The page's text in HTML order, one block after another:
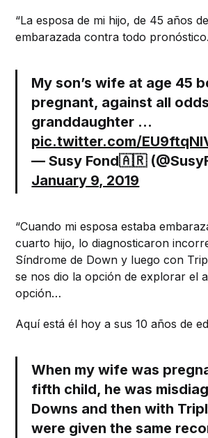
“La esposa de mi hijo, de 45 años
embarazada contra todo
My son’s wife at age 45
pregnant, against all
granddaughter …
pic.twitter.com/
— Susy Fond🇦🇷
January 9, 2019
“Cuando mi esposa estaba
cuarto hijo, lo diagnosticaron
Síndrome de Down y luego con
se nos dio la opción de explorar el
opción…
Aquí está él hoy a sus 10 años de
When my wife was
fifth child, he was
Downs and then with
were given the same